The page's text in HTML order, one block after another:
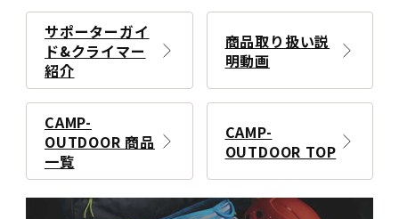
サポーターガイ
ド&クライマー
紹介
商品取り扱い説
明動画
CAMP-
OUTDOOR 商品
一覧
CAMP-
OUTDOOR TOP